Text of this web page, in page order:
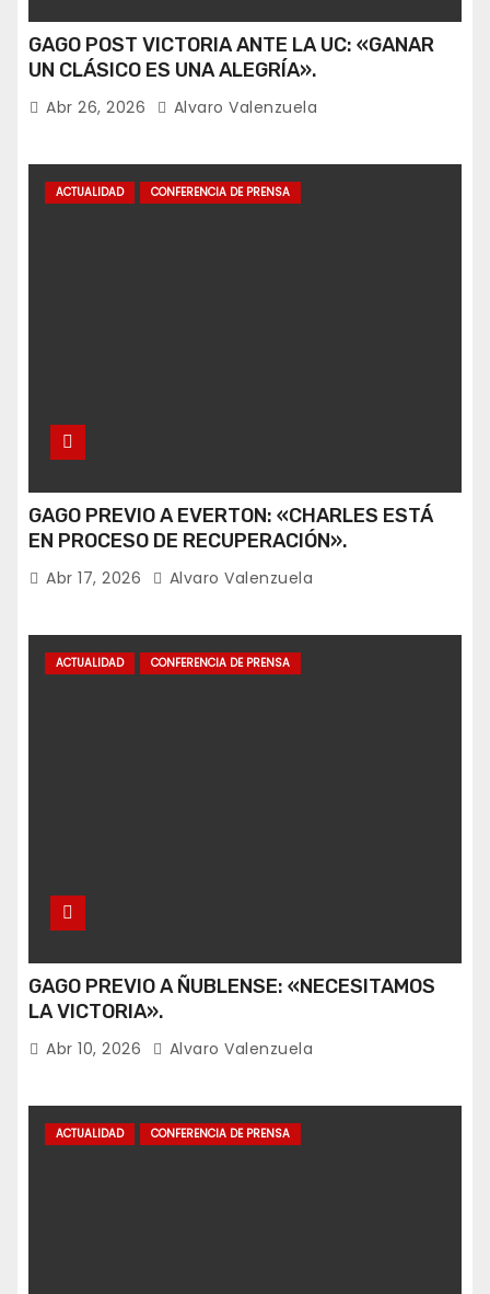
GAGO POST VICTORIA ANTE LA UC: «GANAR
UN CLÁSICO ES UNA ALEGRÍA».
Abr 26, 2026 Alvaro Valenzuela
ACTUALIDAD CONFERENCIA DE PRENSA
GAGO PREVIO A EVERTON: «CHARLES ESTÁ
EN PROCESO DE RECUPERACIÓN».
Abr 17, 2026 Alvaro Valenzuela
ACTUALIDAD CONFERENCIA DE PRENSA
GAGO PREVIO A ÑUBLENSE: «NECESITAMOS
LA VICTORIA».
Abr 10, 2026 Alvaro Valenzuela
ACTUALIDAD CONFERENCIA DE PRENSA